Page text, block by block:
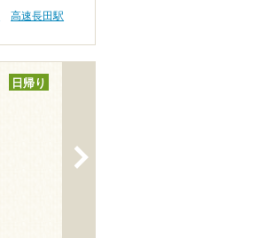
高速長田駅
日帰り